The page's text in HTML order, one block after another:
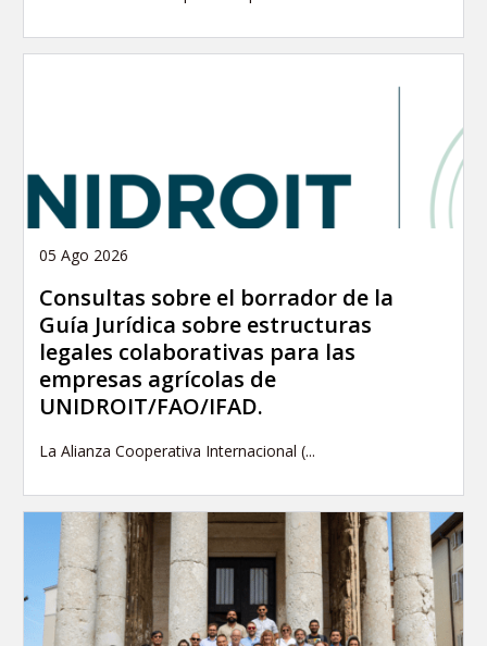
05 Ago 2026
Consultas sobre el borrador de la
Guía Jurídica sobre estructuras
legales colaborativas para las
empresas agrícolas de
UNIDROIT/FAO/IFAD.
La Alianza Cooperativa Internacional (...